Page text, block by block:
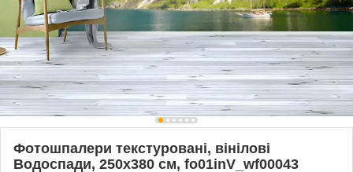
Фотошпалери текстуровані, вінілові
Водоспади, 250х380 см, fo01inV_wf00043